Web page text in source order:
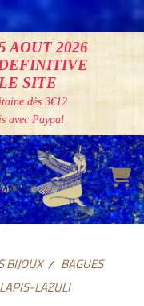
AOUT 2026
SITE
dès 3€12
avec Paypal
BIJOUX
BAGUES
LAZULI